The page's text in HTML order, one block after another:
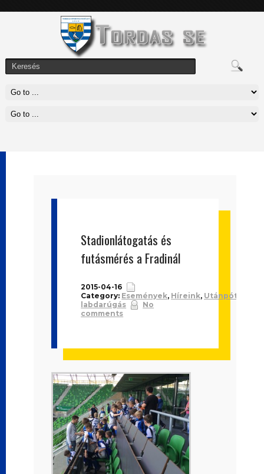
Stadionlátogatás és
futásmérés a Fradinál
2015-04-16
Category: Események, Híreink, Utánpótlás
labdarúgás
No
comments